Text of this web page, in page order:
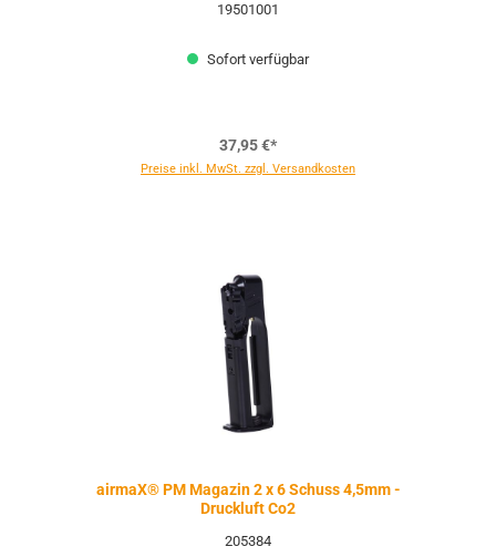
19501001
Sofort verfügbar
37,95 €*
Preise inkl. MwSt. zzgl. Versandkosten
airmaX® PM Magazin 2 x 6 Schuss 4,5mm -
Druckluft Co2
205384